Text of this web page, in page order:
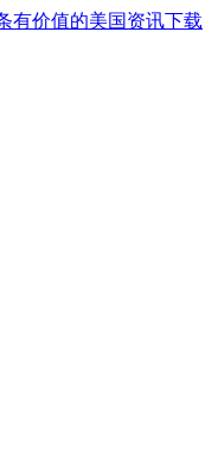
有价值的美国资讯下载